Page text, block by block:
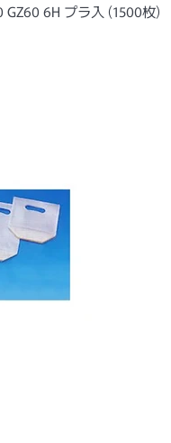
6H プラ入 (1500枚)